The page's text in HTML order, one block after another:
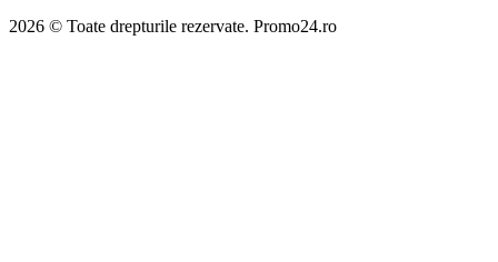
2026 © Toate drepturile rezervate. Promo24.ro